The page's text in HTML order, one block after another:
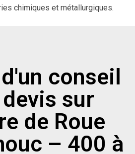
chimiques et métallurgiques.
conseil
devis sur
de Roue
– 400 à